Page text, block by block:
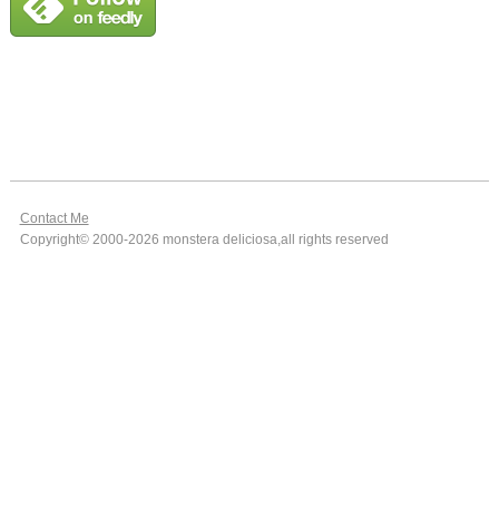
Contact Me
Copyright© 2000-2026 monstera deliciosa,all rights reserved